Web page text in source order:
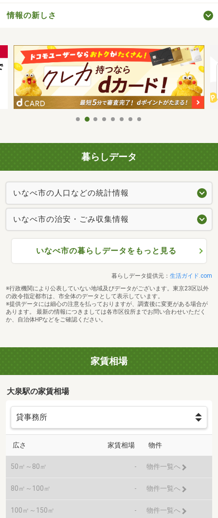
情報の新しさ
暮らしデータ
いなべ市の人口などの統計情報
いなべ市の治安・ごみ収集情報
いなべ市の暮らしデータをもっと見る
暮らしデータ提供元： 生活ガイド.com
※行政機関により公表していない地域及びデータがございます。東京23区以外
の政令指定都市は、市全体のデータとして表示しています。
※提供データには細心の注意を払っておりますが、調査後に変更がある場合が
あります。 最新の情報につきましては各市区役所までお問い合わせいただく
か、自治体HPなどをご確認ください。
家賃相場
大泉駅の家賃相場
広さ 家賃相場 物件
50㎡～80㎡ - 物件一覧へ
80㎡～100㎡ - 物件一覧へ
100㎡～150㎡ - 物件一覧へ